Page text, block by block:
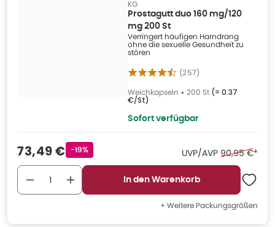
KG
Prostagutt duo 160 mg/120
mg 200 St
Verringert häufigen Harndrang
ohne die sexuelle Gesundheit zu
stören
(257)
Weichkapseln • 200 St (= 0.37
€/St)
Sofort verfügbar
Verkaufspreis
73,49 € Rabattstempel
-19% UVP/AVP Ehemaliger
90,95 €*
In den Warenkorb
+ Weitere Packungsgrößen